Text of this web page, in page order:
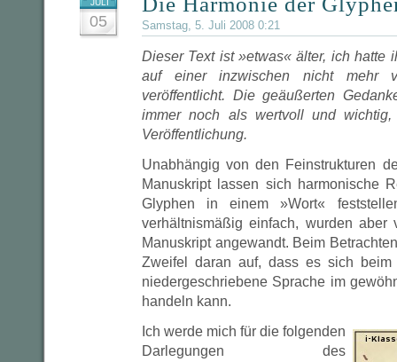
JULI
05 Samstag, 5. Juli 2008 0:21
Dieser Text ist »etwas« älter, ich hatte
auf einer inzwischen nicht mehr
veröffentlicht. Die geäußerten
immer noch als wertvoll und
Veröffentlichung.
Unabhängig von den Feinstrukturen
Manuskript lassen sich harmonische
Glyphen in einem »Wort«
verhältnismäßig einfach, wurden aber
Manuskript angewandt. Beim
Zweifel daran auf, dass es sich beim
niedergeschriebene Sprache im
handeln kann.
Ich werde mich für die folgenden
Darlegungen des